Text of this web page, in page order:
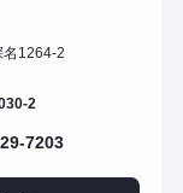
名1264-2
2
7203